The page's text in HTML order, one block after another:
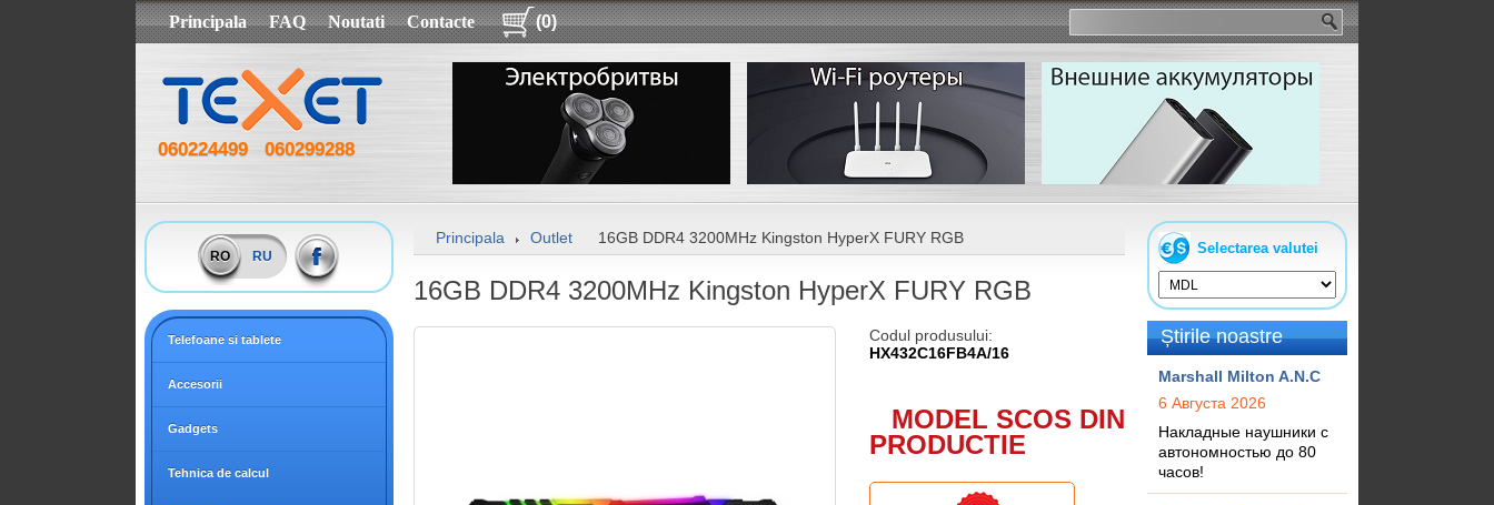
Principala FAQ Noutati Contacte (0)
060224499 060299288
RO RU
Telefoane si tablete
Accesorii
Gadgets
Tehnica de calcul
Principala Outlet 16GB DDR4 3200MHz Kingston HyperX FURY RGB
16GB DDR4 3200MHz Kingston HyperX FURY RGB
Codul produsului:
HX432C16FB4A/16
MODEL SCOS DIN
PRODUCTIE
Selectarea valutei
Știrile noastre
Marshall Milton A.N.C
6 Августа 2026
Накладные наушники с
автономностью до 80
часов!